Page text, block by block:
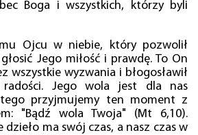
Boga i wszystkich, którzy byli
Ojcu w niebie, który pozwolił
Jego miłość i prawdę. To On
wszystkie wyzwania i błogosławił
Jego wola jest dla nas
przyjmujemy ten moment z
"Bądź wola Twoja" (Mt 6,10).
dzieło ma swój czas, a nasz czas w